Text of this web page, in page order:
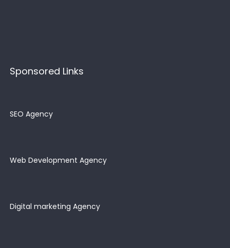
Sponsored Links
SEO Agency
Web Development Agency
Digital marketing Agency